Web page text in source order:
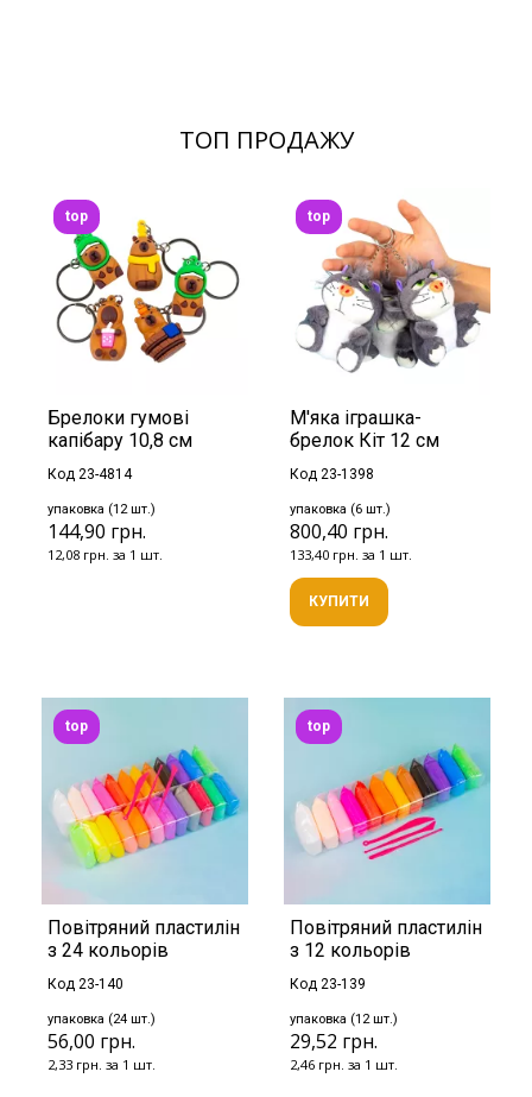
ТОП ПРОДАЖУ
Брелоки гумові
капібару 10,8 см
Код 23-4814
упаковка (12 шт.)
144,90 грн.
12,08 грн. за 1 шт.
top
М'яка іграшка-
брелок Кіт 12 см
Код 23-1398
упаковка (6 шт.)
800,40 грн.
133,40 грн. за 1 шт.
top
КУПИТИ
Повітряний пластилін
з 24 кольорів
Код 23-140
упаковка (24 шт.)
56,00 грн.
2,33 грн. за 1 шт.
top
Повітряний пластилін
з 12 кольорів
Код 23-139
упаковка (12 шт.)
29,52 грн.
2,46 грн. за 1 шт.
top